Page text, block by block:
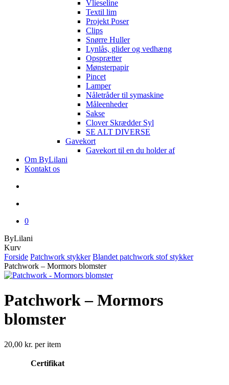
Vlieseline
Textil lim
Projekt Poser
Clips
Snørre Huller
Lynlås, glider og vedhæng
Opsprætter
Mønsterpapir
Pincet
Lamper
Nåletråder til symaskine
Måleenheder
Sakse
Clover Skrædder Syl
SE ALT DIVERSE
Gavekort
Gavekort til en du holder af
Om ByLilani
Kontakt os
0
ByLilani
KurvClose
Cart
Forside Patchwork stykker Blandet patchwork stof stykker
Patchwork – Mormors blomster
Patchwork – Mormors
blomster
20,00 kr. per item
Certifikat